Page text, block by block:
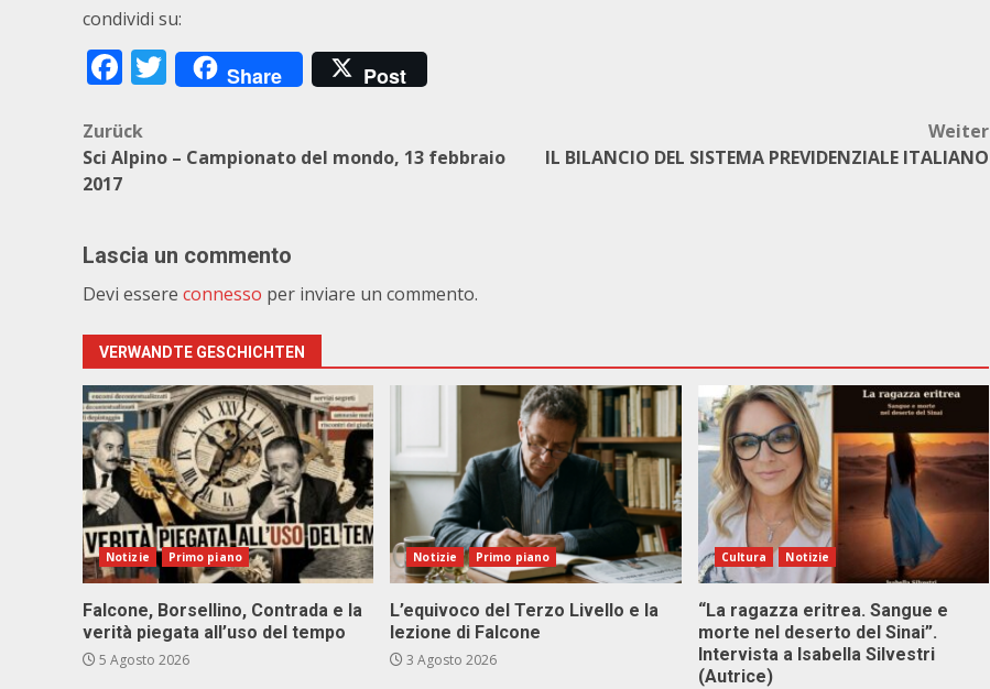
condividi su:
Facebook
Twitter
Share Post
Beitragsnavigation
Zurück
Sci Alpino – Campionato del mondo, 13 febbraio
2017
Weiter
IL BILANCIO DEL SISTEMA PREVIDENZIALE ITALIANO
Lascia un commento
Devi essere connesso per inviare un commento.
VERWANDTE GESCHICHTEN
Notizie Primo piano
Falcone, Borsellino, Contrada e la
verità piegata all’uso del tempo
5 Agosto 2026
Notizie Primo piano
L’equivoco del Terzo Livello e la
lezione di Falcone
3 Agosto 2026
Cultura Notizie
“La ragazza eritrea. Sangue e
morte nel deserto del Sinai”.
Intervista a Isabella Silvestri
(Autrice)